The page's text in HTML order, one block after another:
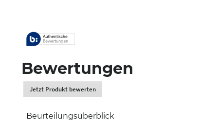
Bewertungen
Jetzt Produkt bewerten.
Dadurch
Sie
Beurteilungsüberblick